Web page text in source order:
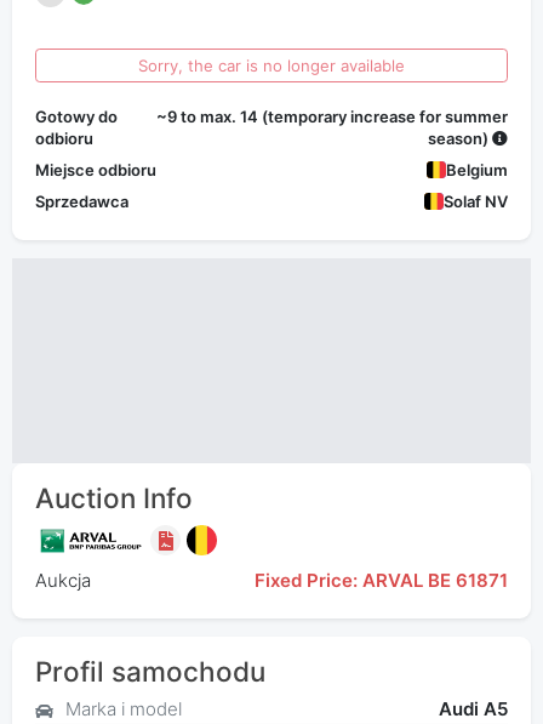
Sorry, the car is no longer available
Gotowy do
odbioru
~9 to max. 14 (temporary increase for summer
season)
Miejsce odbioru
Belgium
Sprzedawca
Solaf NV
Auction Info
Aukcja Fixed Price: ARVAL BE 61871
Profil samochodu
Marka i model
Audi A5